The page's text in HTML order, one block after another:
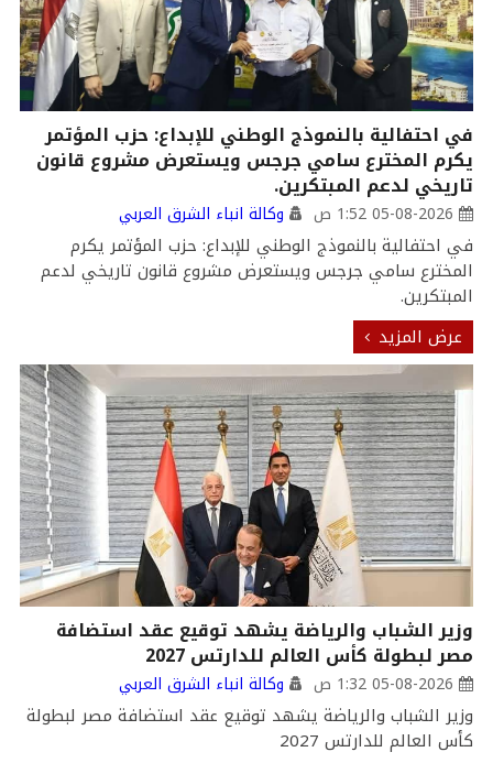
في احتفالية بالنموذج الوطني للإبداع: حزب المؤتمر
يكرم المخترع سامي جرجس ويستعرض مشروع قانون
تاريخي لدعم المبتكرين.
05-08-2026 1:52 ص وكالة انباء الشرق العربي
في احتفالية بالنموذج الوطني للإبداع: حزب المؤتمر يكرم
المخترع سامي جرجس ويستعرض مشروع قانون تاريخي لدعم
المبتكرين.
عرض المزيد
وزير الشباب والرياضة يشهد توقيع عقد استضافة
مصر لبطولة كأس العالم للدارتس 2027
05-08-2026 1:32 ص وكالة انباء الشرق العربي
وزير الشباب والرياضة يشهد توقيع عقد استضافة مصر لبطولة
كأس العالم للدارتس 2027